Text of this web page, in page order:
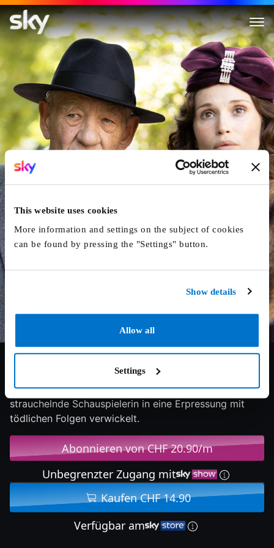
This website uses cookies
More information and settings on the subject of cookies
can be found by pressing the "Settings" button.
Show details
Allow all
Settings
The Critic
5.8/10 2024 97 min Thriller
Ein mächtiger Londoner Theaterkritiker, der eine
strauchelnde Schauspielerin in eine Erpressung mit
tödlichen Folgen verwickelt.
Abonnieren von CHF 20.90/m
Unbegrenzter Zugang mit
Kaufen CHF 14.90
Verfügbar am